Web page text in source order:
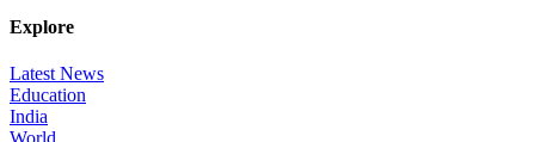
Explore
Latest News
Education
India